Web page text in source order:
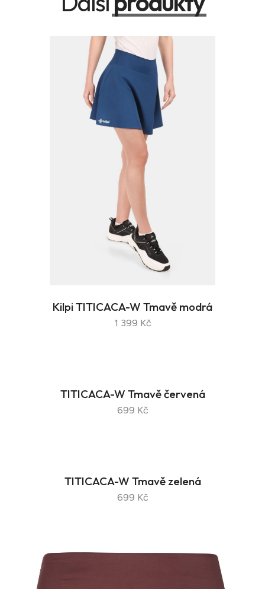
Kilpi TITICACA-W Tmavě modrá
1 399 Kč
TITICACA-W Tmavě červená
699 Kč
TITICACA-W Tmavě zelená
699 Kč